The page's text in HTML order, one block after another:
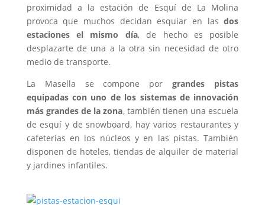
proximidad a la estación de Esquí de La Molina
provoca que muchos decidan esquiar en lasdos
estaciones el mismo día, de hecho es posible
desplazarte de una a la otra sin necesidad de otro
medio de transporte.
La Masella se compone porgrandes pistas
equipadas con uno de los sistemas de innovación
más grandes de la zona, también tienen una escuela
de esquí y de snowboard, hay varios restaurantes y
cafeterías en los núcleos y en las pistas. También
disponen de hoteles, tiendas de alquiler de material
y jardines infantiles.